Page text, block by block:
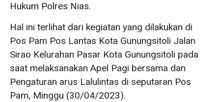
Hukum Polres Nias.
Hal ini terlihat dari kegiatan yang dilakukan di
Pos Pam Pos Lantas Kota Gunungsitoli Jalan
Sirao Kelurahan Pasar Kota Gunungsitoli pada
saat melaksanakan Apel Pagi bersama dan
Pengaturan arus Lalulintas di seputaran Pos
Pam, Minggu (30/04/2023).